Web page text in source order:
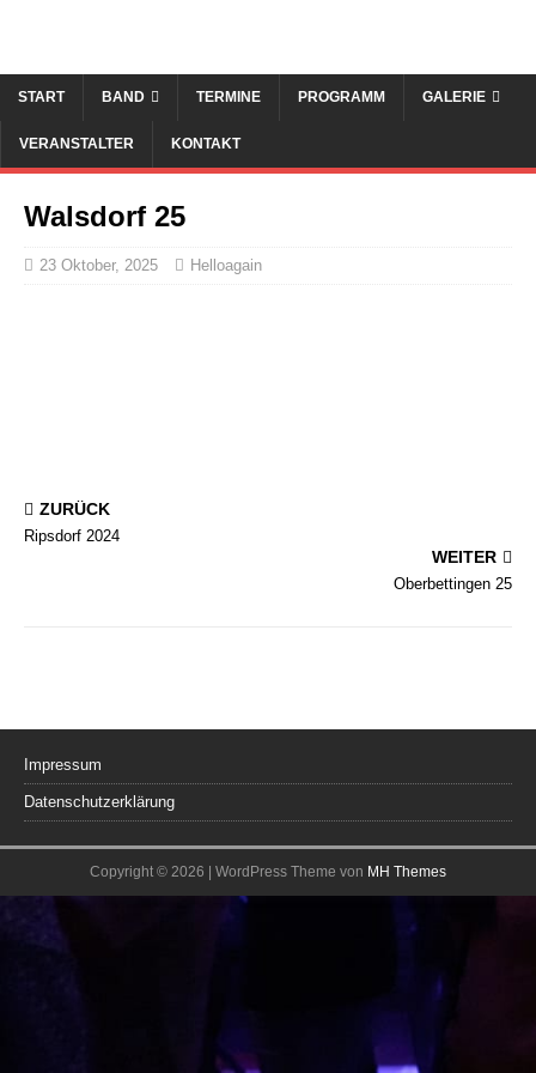
START BAND TERMINE PROGRAMM GALERIE
VERANSTALTER KONTAKT
Walsdorf 25
23 Oktober, 2025 Helloagain
ZURÜCK
Ripsdorf 2024
WEITER
Oberbettingen 25
Impressum
Datenschutzerklärung
Copyright © 2026 | WordPress Theme von MH Themes